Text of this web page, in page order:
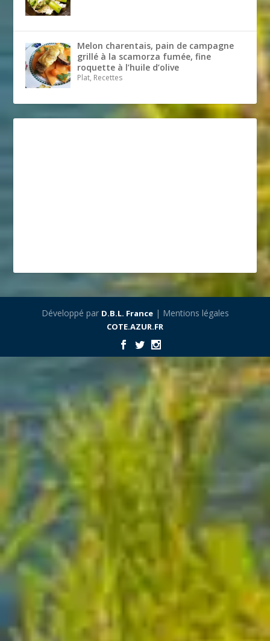
Melon charentais, pain de campagne
grillé à la scamorza fumée, fine
roquette à l’huile d’olive
Plat, Recettes
Développé par D.B.L. France| Mentions légales
COTE.AZUR.FR